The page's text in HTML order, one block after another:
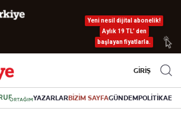
Yeni nesil dijital abonelik!
Aylık 19 TL’ den
başlayan fiyatlarla.
GİRİŞ
YAZARLARBİZİM SAYFAGÜNDEMPOLİTİKA